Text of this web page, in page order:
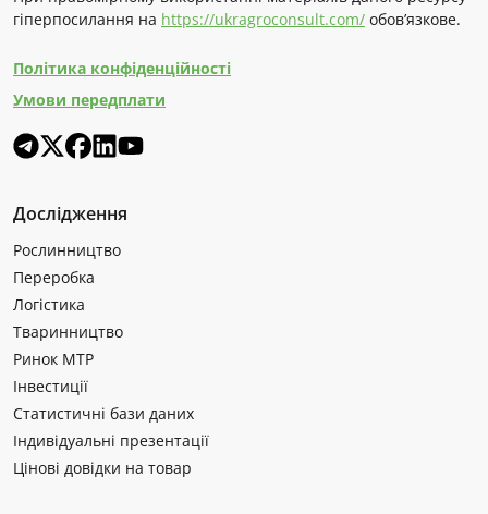
гіперпосилання на https://ukragroconsult.com/ обов’язкове.
Політика конфіденційності
Умови передплати
Дослідження
Рослинництво
Переробка
Логістика
Тваринництво
Ринок МТР
Інвестиції
Статистичні бази даних
Індивідуальні презентації
Цінові довідки на товар